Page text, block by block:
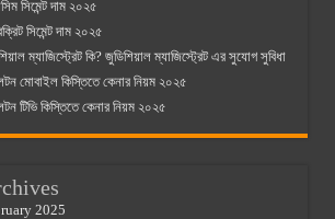
সিমেন্ট দাম ২০২৫
সিমেন্ট দাম ২০২৫
ম্যাজিস্ট্রেট কি? জুডিশিয়াল ম্যাজিস্ট্রেট এর সুযোগ সুবিধা
মোবাইল কিস্তিতে কেনার নিয়ম ২০২৫
টিভি কিস্তিতে কেনার নিয়ম ২০২৫
2025